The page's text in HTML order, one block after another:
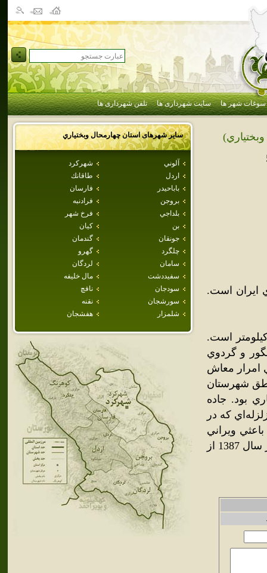
سوغات شهر ها سایت شهرداری ها تلفن شهرداری ها
سایر شهرهای استانچهارمحال وبختياري
آلوني
شهركرد
اردل
طاقانك
باباحيدر
فارسان
بروجن
فرادنبه
بلداجي
فرخ شهر
بن
كيان
جونقان
گندمان
چلگرد
گهرو
سامان
لردگان
سفيددشت
مال خليفه
سودجان
نافچ
سورشجان
نقنه
شلمزار
هفشجان
ايران است.
شهر تا شهرکرد مرکز استان چهار محال و بختياري 75 کيلومتر است.
و گردوي
امرار معاش
شهرستان
بود. جاده
که در
رخ داد و باعثي ويراني
کامل اين شهر گشت، موجب شهرت اين شهر شد. بخش ناغان نيز در سال 1387 از